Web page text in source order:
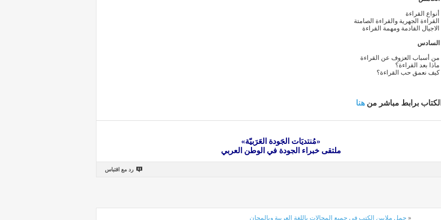
أنواع القراءة
القراءة الجهرية والقراءة الصامتة
الاجيال القادمة ومهمة القراءة
السادس
من أسباب العزوف عن القراءة
ماذا بعد القراءة؟
كيف نعمق حب القراءة؟
برابط مباشر من هنا
«مُنتديَات الجَودة العَرَبيّة»
ملتقى خبراء الجودة في الوطن العربي
رد مع اقتباس
« حمل ملايين الكتب في جميع المجالات باللغة العربية وبالمجان